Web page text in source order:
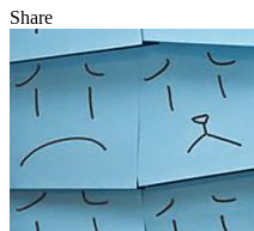
Share